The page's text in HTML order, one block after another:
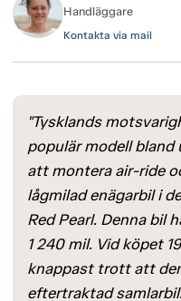
Handläggare
Kontakta via mail
"Tysklands
populär modell
att montera air-ride
lågmilad enägarbil i
Red Pearl. Denna bil
1 240 mil. Vid köpet
knappast trott att
eftertraktad